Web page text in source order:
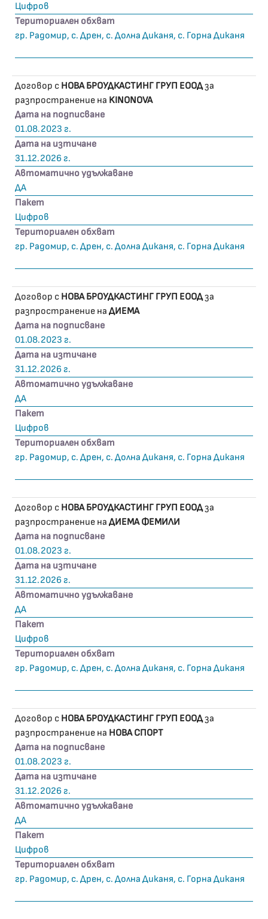
Цифров
Териториален обхват
гр. Радомир, с. Дрен, с. Долна Диканя, с. Горна Диканя
Договор с НОВА БРОУДКАСТИНГ ГРУП ЕООДза
разпространение на KINONOVA
Дата на подписване
01.08.2023 г.
Дата на изтичане
31.12.2026 г.
Автоматично удължаване
ДА
Пакет
Цифров
Териториален обхват
гр. Радомир, с. Дрен, с. Долна Диканя, с. Горна Диканя
Договор с НОВА БРОУДКАСТИНГ ГРУП ЕООДза
разпространение на ДИЕМА
Дата на подписване
01.08.2023 г.
Дата на изтичане
31.12.2026 г.
Автоматично удължаване
ДА
Пакет
Цифров
Териториален обхват
гр. Радомир, с. Дрен, с. Долна Диканя, с. Горна Диканя
Договор с НОВА БРОУДКАСТИНГ ГРУП ЕООДза
разпространение на ДИЕМА ФЕМИЛИ
Дата на подписване
01.08.2023 г.
Дата на изтичане
31.12.2026 г.
Автоматично удължаване
ДА
Пакет
Цифров
Териториален обхват
гр. Радомир, с. Дрен, с. Долна Диканя, с. Горна Диканя
Договор с НОВА БРОУДКАСТИНГ ГРУП ЕООДза
разпространение на НОВА СПОРТ
Дата на подписване
01.08.2023 г.
Дата на изтичане
31.12.2026 г.
Автоматично удължаване
ДА
Пакет
Цифров
Териториален обхват
гр. Радомир, с. Дрен, с. Долна Диканя, с. Горна Диканя